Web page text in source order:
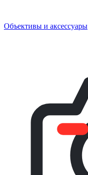
Объективы и аксессуары